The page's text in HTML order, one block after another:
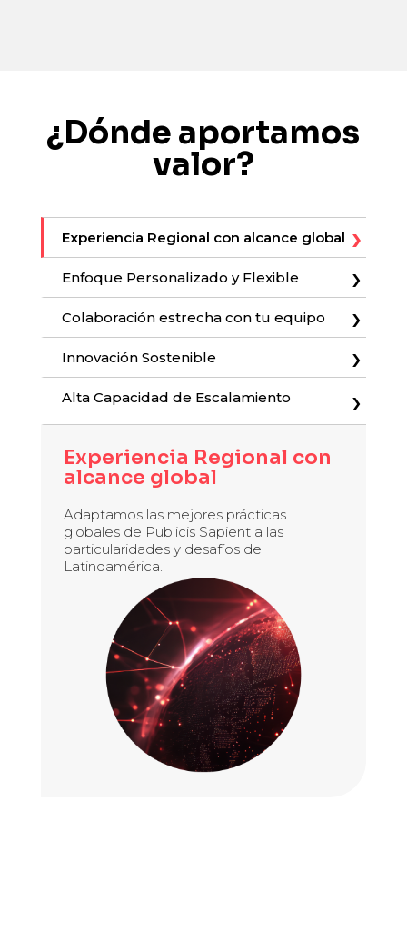
¿Dónde aportamos
valor?
Experiencia Regional con alcance global
Enfoque Personalizado y Flexible
Colaboración estrecha con tu equipo
Innovación Sostenible
Alta Capacidad de Escalamiento
Experiencia Regional con
alcance global
Adaptamos las mejores prácticas
globales de Publicis Sapient a las
particularidades y desafíos de
Latinoamérica.